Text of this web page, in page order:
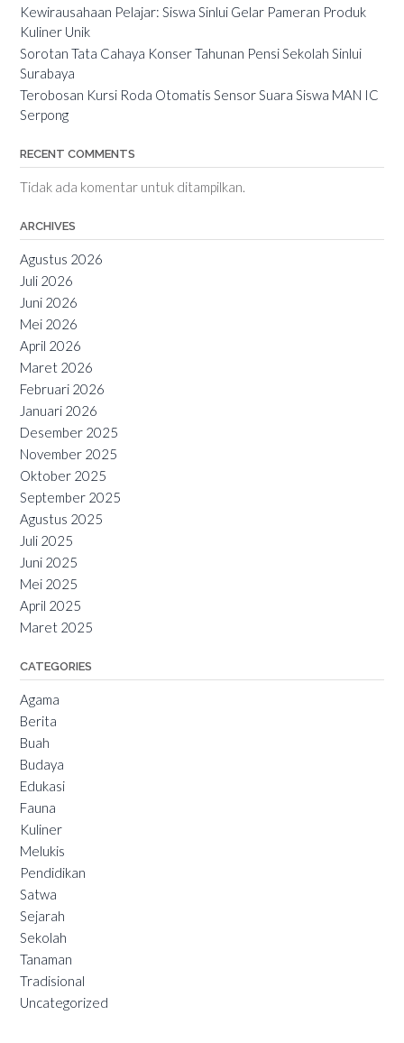
Kewirausahaan Pelajar: Siswa Sinlui Gelar Pameran Produk
Kuliner Unik
Sorotan Tata Cahaya Konser Tahunan Pensi Sekolah Sinlui
Surabaya
Terobosan Kursi Roda Otomatis Sensor Suara Siswa MAN IC
Serpong
RECENT COMMENTS
Tidak ada komentar untuk ditampilkan.
ARCHIVES
Agustus 2026
Juli 2026
Juni 2026
Mei 2026
April 2026
Maret 2026
Februari 2026
Januari 2026
Desember 2025
November 2025
Oktober 2025
September 2025
Agustus 2025
Juli 2025
Juni 2025
Mei 2025
April 2025
Maret 2025
CATEGORIES
Agama
Berita
Buah
Budaya
Edukasi
Fauna
Kuliner
Melukis
Pendidikan
Satwa
Sejarah
Sekolah
Tanaman
Tradisional
Uncategorized